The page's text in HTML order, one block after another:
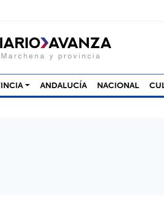
ANDALUCÍA NACIONAL